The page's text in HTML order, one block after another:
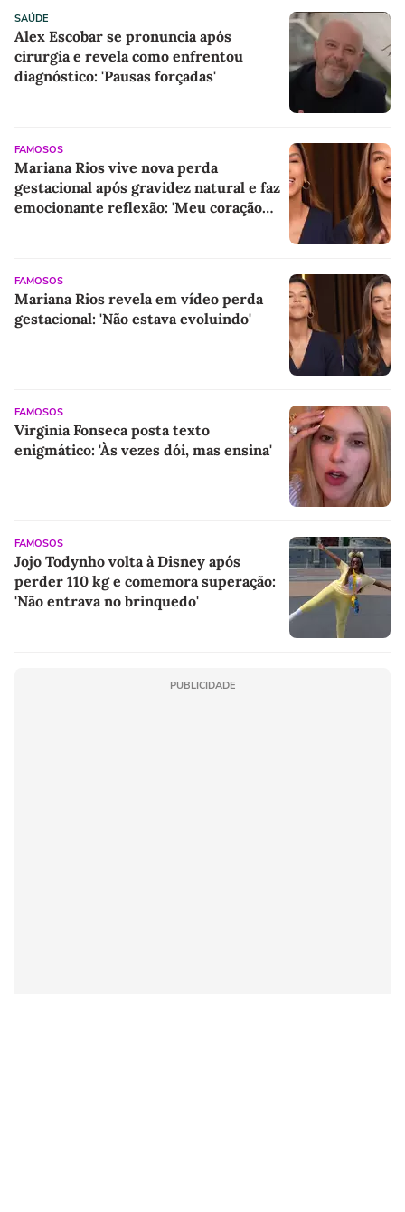
SAÚDE
Alex Escobar se pronuncia após
cirurgia e revela como enfrentou
diagnóstico: 'Pausas forçadas'
FAMOSOS
Mariana Rios vive nova perda
gestacional após gravidez natural e faz
emocionante reflexão: 'Meu coração
FAMOSOS
Mariana Rios revela em vídeo perda
gestacional: 'Não estava evoluindo'
FAMOSOS
Virginia Fonseca posta texto
enigmático: 'Às vezes dói, mas ensina'
FAMOSOS
Jojo Todynho volta à Disney após
perder 110 kg e comemora superação:
'Não entrava no brinquedo'
PUBLICIDADE